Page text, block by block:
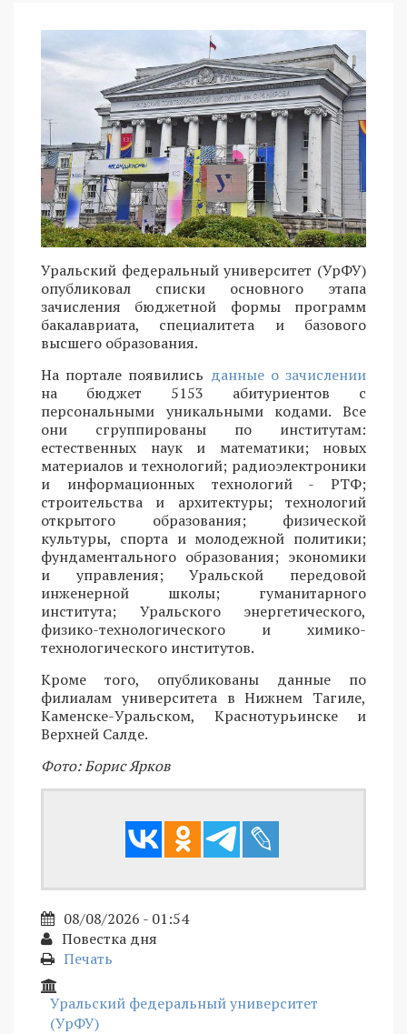
Уральский федеральный университет (УрФУ)
опубликовал списки основного этапа
зачисления бюджетной формы программ
бакалавриата, специалитета и базового
высшего образования.
На портале появились данные о зачислении
на бюджет 5153 абитуриентов с
персональными уникальными кодами. Все
они сгруппированы по институтам:
естественных наук и математики; новых
материалов и технологий; радиоэлектроники
и информационных технологий - РТФ;
строительства и архитектуры; технологий
открытого образования; физической
культуры, спорта и молодежной политики;
фундаментального образования; экономики
и управления; Уральской передовой
инженерной школы; гуманитарного
института; Уральского энергетического,
физико-технологического и химико-
технологического институтов.
Кроме того, опубликованы данные по
филиалам университета в Нижнем Тагиле,
Каменске-Уральском, Краснотурьинске и
Верхней Салде.
Фото: Борис Ярков
08/08/2026 - 01:54
Повестка дня
Печать
Уральский федеральный университет
(УрФУ)